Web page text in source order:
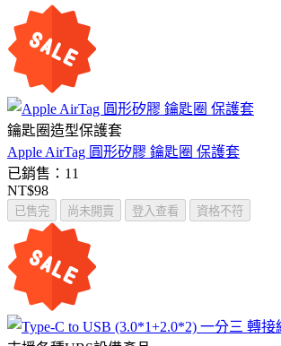
鑰匙圈造型保護套
Apple AirTag 圓形矽膠 鑰匙圈 保護套
已銷售：11
NT$98
已售完 尚未開賣 登入查看 資格不符